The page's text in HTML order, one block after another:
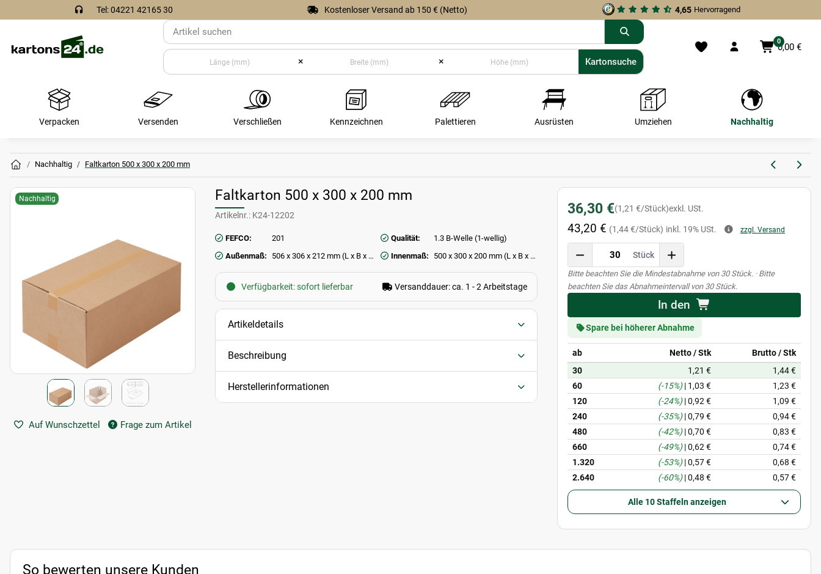
Tel: 04221 42165 30 Kostenloser Versand ab 150 € (Netto) 4,65 Hervorragend
0
0,00 €
× × Kartonsuche
Kartonsuche
Verpacken Versenden Verschließen Kennzeichnen Palettieren Ausrüsten Umziehen Nachhaltig
Nachhaltig Faltkarton 500 x 300 x 200 mm
Nachhaltig
Auf Wunschzettel Frage zum Artikel
Faltkarton 500 x 300 x 200 mm
Artikelnr.: K24-12202
FEFCO: 201 Qualität:
1.3 B-Welle (1-wellig)
Außenmaß:
506 x 306 x 212 mm (L x B x H) Innenmaß: 500 x 300 x 200 mm (L x B x H)
Verfügbarkeit: sofort lieferbar Versanddauer: ca. 1 - 2 Arbeitstage
Artikeldetails
Beschreibung
Herstellerinformationen
36,30 €(1,21 €/Stück)exkl. USt.
43,20 € (1,44 €/Stück) inkl. 19% USt. zzgl. Versand
Stück
xBitte beachten Sie die Mindestabnahme von 30 Stück. · Bitte
beachten Sie das Abnahmeintervall von 30 Stück.
In den
Spare bei höherer Abnahme
ab Netto / Stk
Brutto / Stk
30
1,21 €
1,44 €
60
(-15%)| 1,03 €
1,23 €
120
(-24%)|0,92 €
1,09 €
240
(-35%)|0,79 €
0,94 €
480
(-42%)|0,70 €
0,83 €
660
(-49%)|0,62 €
0,74 €
1.320
(-53%)|0,57 €
0,68 €
2.640
(-60%)|0,48 € 0,57 €
Alle 10 Staffeln anzeigen
So bewerten unsere Kunden